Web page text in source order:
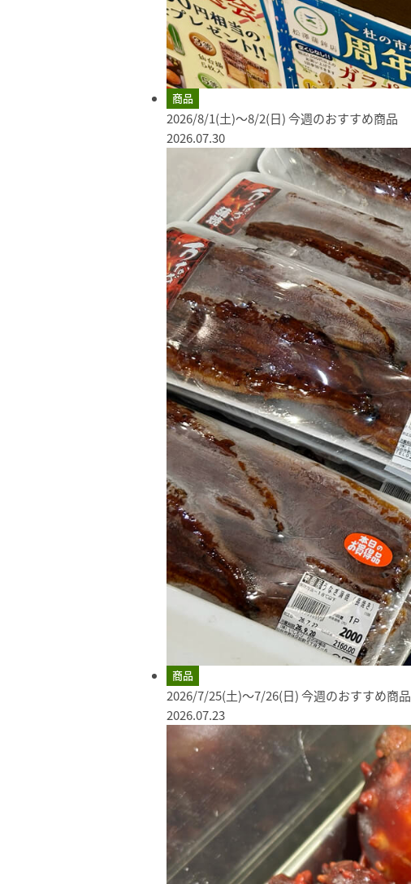
商品
2026/8/1(土)～8/2(日) 今週のおすすめ商品
2026.07.30
商品
2026/7/25(土)～7/26(日) 今週のおすすめ商品
2026.07.23